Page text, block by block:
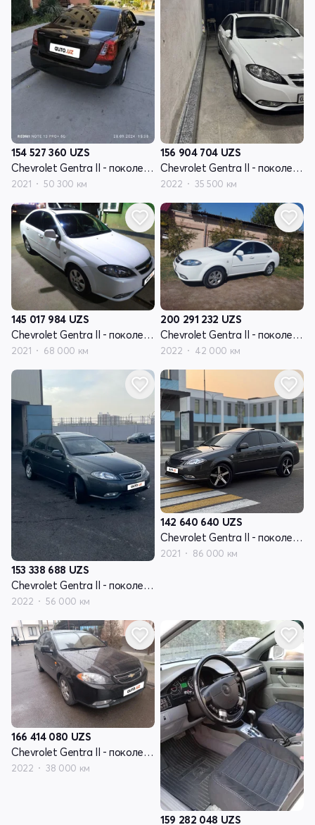
154 527 360 UZS
Chevrolet Gentra II - поколение
2021 50 300 км
156 904 704 UZS
Chevrolet Gentra II - поколение
2022 35 500 км
145 017 984 UZS
Chevrolet Gentra II - поколение
2021 68 000 км
200 291 232 UZS
Chevrolet Gentra II - поколение
2022 42 000 км
153 338 688 UZS
Chevrolet Gentra II - поколение
2022 56 000 км
142 640 640 UZS
Chevrolet Gentra II - поколение
2021 86 000 км
166 414 080 UZS
Chevrolet Gentra II - поколение
2022 38 000 км
159 282 048 UZS